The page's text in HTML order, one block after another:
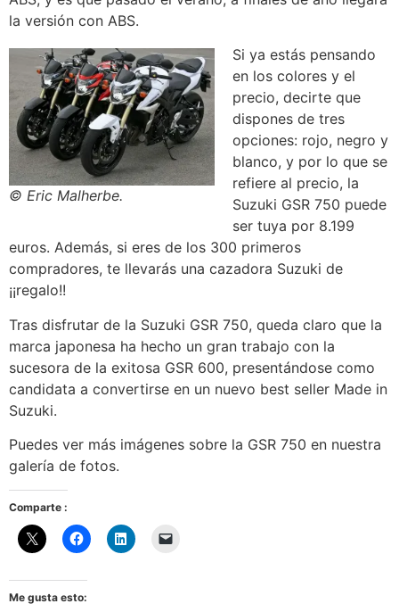
la versión con ABS.
© Eric Malherbe.
Si ya estás pensando
en los colores y el
precio, decirte que
dispones de tres
opciones: rojo, negro y
blanco, y por lo que se
refiere al precio, la
Suzuki GSR 750 puede
ser tuya por 8.199
euros. Además, si eres de los 300 primeros
compradores, te llevarás una cazadora Suzuki de
¡¡regalo!!
Tras disfrutar de la Suzuki GSR 750, queda claro que la
marca japonesa ha hecho un gran trabajo con la
sucesora de la exitosa GSR 600, presentándose como
candidata a convertirse en un nuevo best seller Made in
Suzuki.
Puedes ver más imágenes sobre la GSR 750 en nuestra
galería de fotos.
Comparte :
Me gusta esto: